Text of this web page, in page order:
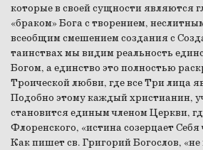
которые в своей сущности являются
«браком» Бога с творением,
всеобщим смешением создания с
таинствах мы видим реальность
Богом, а единство это полностью
Троической любви, где все Три лица
Подобно этому каждый христианин,
становится единым членом Церкви,
Флоренского, «истина созерцает Себя
Как пишет св. Григорий Богослов,